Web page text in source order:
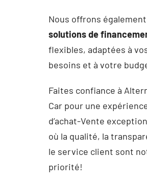
Nous offrons
solutions de
flexibles, adaptées à
besoins et à votre
Faites confiance à
Car pour une
d’achat-Vente
où la qualité, la
le service client sont
priorité!